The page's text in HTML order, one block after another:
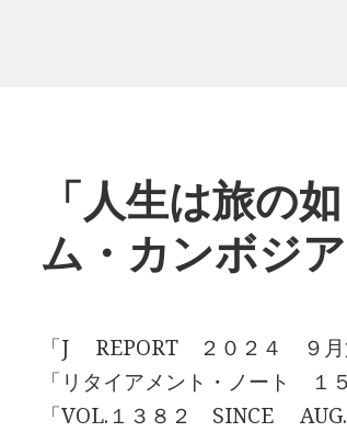
「人生は旅の
ム・カンボジア
「J REPORT ２０２４ ９月
「リタイアメント・ノート １
「VOL.１３８２ SINCE AUG.